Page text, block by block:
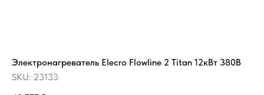
Электронагреватель Elecro Flowline 2 Titan 12кВт 380В
SKU: 23133